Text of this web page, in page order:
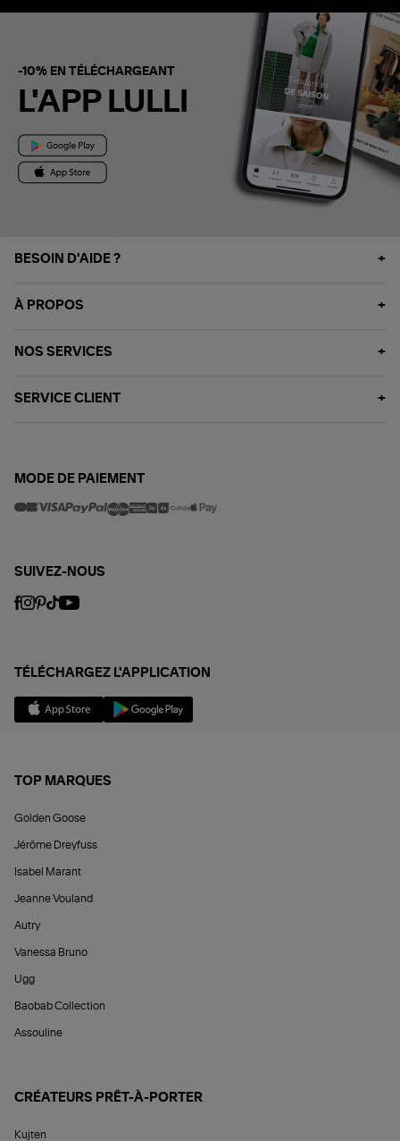
-10% EN TÉLÉCHARGEANT
L'APP LULLI
BESOIN D'AIDE ?
À PROPOS
NOS SERVICES
SERVICE CLIENT
MODE DE PAIEMENT
SUIVEZ-NOUS
TÉLÉCHARGEZ L'APPLICATION
TOP MARQUES
Golden Goose
Jérôme Dreyfuss
Isabel Marant
Jeanne Vouland
Autry
Vanessa Bruno
Ugg
Baobab Collection
Assouline
CRÉATEURS PRÊT-À-PORTER
Kujten